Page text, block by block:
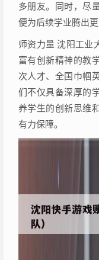
多朋友。同时，尽
便为后续学业腾出更
师资力量 沈阳工业
富有创新精神的教
次人才、全国巾帼
们不仅具备深厚的
养学生的创新思维
有力保障。